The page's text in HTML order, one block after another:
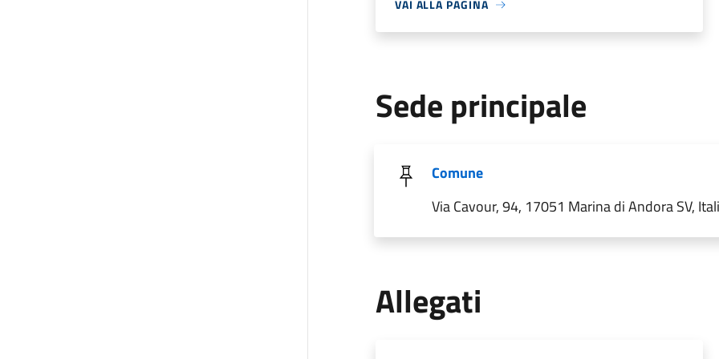
VAI ALLA PAGINA
Sede principale
Comune
Via Cavour, 94, 17051 Marina di Andora SV,
Allegati